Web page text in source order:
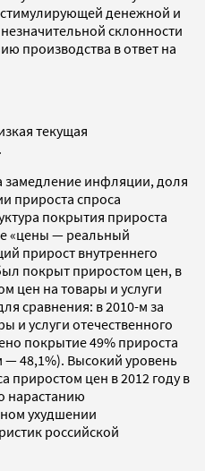
денежной и
склонности
производства в ответ на
текущая
замедление инфляции, доля
прироста спроса
покрытия прироста
«цены — реальный
прирост внутреннего
покрыт приростом цен, в
цен на товары и услуги
сравнения: в 2010-м за
и услуги отечественного
покрытие 49% прироста
— 48,1%). Высокий уровень
приростом цен в 2012 году в
нарастанию
ухудшении
российской